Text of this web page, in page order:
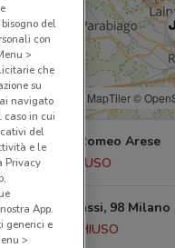
© MapTiler©
Viale Alfa Romeo Arese
7.6 km
CHIUSO
Via G.B. Grassi, 98 Milano
13.3 km
CHIUSO
del
con
>
che
su
navigato
in cui
del
e le
Privacy
App.
generici e
>